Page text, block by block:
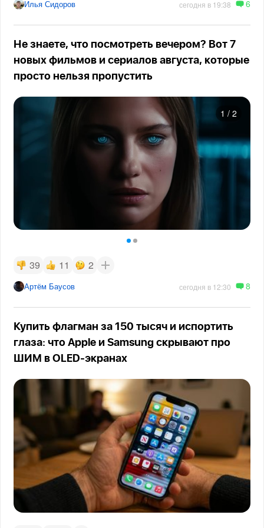
Илья Сидоров сегодня в 19:38 6
Не знаете, что посмотреть вечером? Вот 7
новых фильмов и сериалов августа, которые
просто нельзя пропустить
1 / 2
39 11 2
Артём Баусов сегодня в 12:30 8
Купить флагман за 150 тысяч и испортить
глаза: что Apple и Samsung скрывают про
ШИМ в OLED-экранах